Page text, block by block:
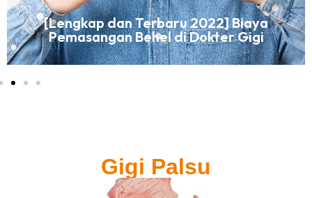
[Lengkap dan Terbaru 2022] Biaya
Pemasangan Behel di Dokter Gigi
Gigi Palsu